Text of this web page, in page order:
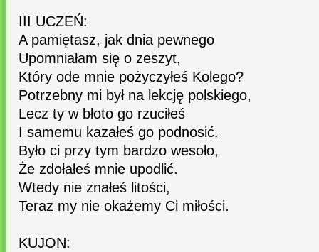
III UCZEŃ:
A pamiętasz, jak dnia pewnego
Upomniałam się o zeszyt,
Który ode mnie pożyczyłeś Kolego?
Potrzebny mi był na lekcję polskiego,
Lecz ty w błoto go rzuciłeś
I samemu kazałeś go podnosić.
Było ci przy tym bardzo wesoło,
Że zdołałeś mnie upodlić.
Wtedy nie znałeś litości,
Teraz my nie okażemy Ci miłości.
KUJON: